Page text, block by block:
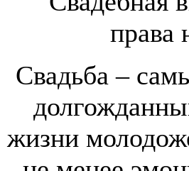
Свадьба –
жизни